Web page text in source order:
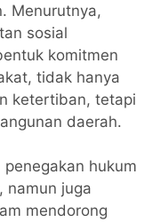
Menurutnya,
sosial
komitmen
tidak hanya
ketertiban, tetapi
daerah.
hukum
namun juga
mendorong